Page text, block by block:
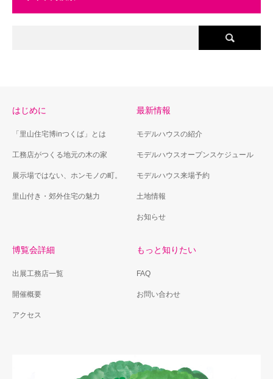
はじめに
「里山住宅博inつくば」とは
工務店がつくる地元の木の家
展示場ではない、ホンモノの町。
里山付き・郊外住宅の魅力
最新情報
モデルハウスの紹介
モデルハウスオープンスケジュール
モデルハウス来場予約
土地情報
お知らせ
博覧会詳細
出展工務店一覧
開催概要
アクセス
もっと知りたい
FAQ
お問い合わせ